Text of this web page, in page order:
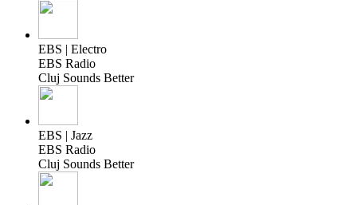
EBS | Electro
EBS Radio
Cluj Sounds Better
EBS | Jazz
EBS Radio
Cluj Sounds Better